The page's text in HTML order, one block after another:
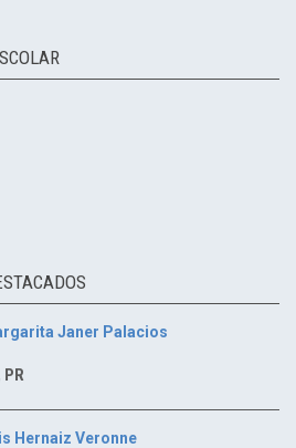
Janer Palacios
PR
Hernaiz Veronne